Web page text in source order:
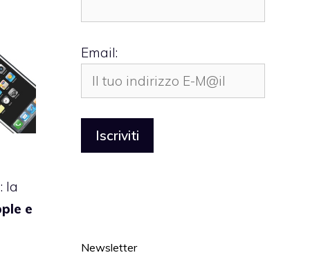
la
e
Email:
Newsletter